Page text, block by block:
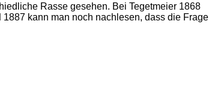
Rasse gesehen. Bei Tegetmeier 1868
kann man noch nachlesen, dass die Frage